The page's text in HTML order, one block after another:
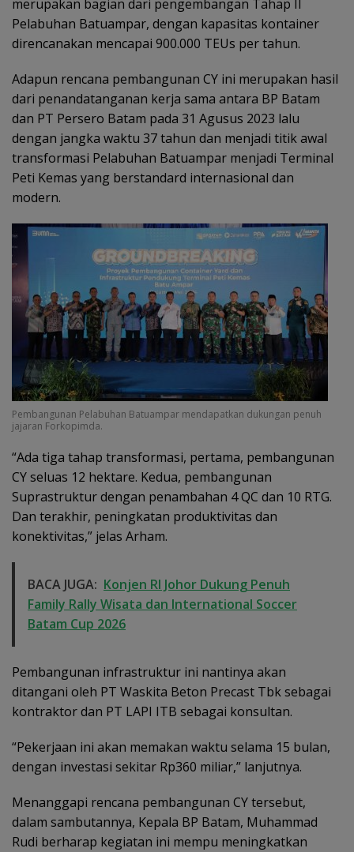
merupakan bagian dari pengembangan Tahap II
Pelabuhan Batuampar, dengan kapasitas kontainer
direncanakan mencapai 900.000 TEUs per tahun.
Adapun rencana pembangunan CY ini merupakan hasil
dari penandatanganan kerja sama antara BP Batam
dan PT Persero Batam pada 31 Agusus 2023 lalu
dengan jangka waktu 37 tahun dan menjadi titik awal
transformasi Pelabuhan Batuampar menjadi Terminal
Peti Kemas yang berstandard internasional dan
modern.
Pembangunan Pelabuhan Batuampar mendapatkan dukungan penuh
jajaran Forkopimda.
“Ada tiga tahap transformasi, pertama, pembangunan
CY seluas 12 hektare. Kedua, pembangunan
Suprastruktur dengan penambahan 4 QC dan 10 RTG.
Dan terakhir, peningkatan produktivitas dan
konektivitas,” jelas Arham.
BACA JUGA: Konjen RI Johor Dukung Penuh
Family Rally Wisata dan International Soccer
Batam Cup 2026
Pembangunan infrastruktur ini nantinya akan
ditangani oleh PT Waskita Beton Precast Tbk sebagai
kontraktor dan PT LAPI ITB sebagai konsultan.
“Pekerjaan ini akan memakan waktu selama 15 bulan,
dengan investasi sekitar Rp360 miliar,” lanjutnya.
Menanggapi rencana pembangunan CY tersebut,
dalam sambutannya, Kepala BP Batam, Muhammad
Rudi berharap kegiatan ini mempu meningkatkan